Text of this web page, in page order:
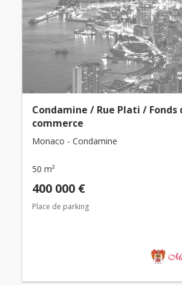
Condamine / Rue Plati / Fonds
commerce
Monaco - Condamine
50 m²
400 000 €
Place de parking